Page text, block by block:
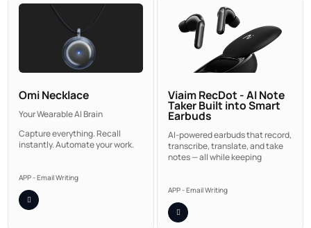
Omi Necklace
Your Wearable AI Brain
Capture everything. Recall
instantly. Automate your work.
APP - Email Writing
Viaim RecDot - AI Note
Taker Built into Smart
Earbuds
AI-powered earbuds that record,
transcribe, translate, and take
notes — all while keeping
APP - Email Writing